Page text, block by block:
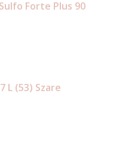
Forte Plus 90
L (53) Szare